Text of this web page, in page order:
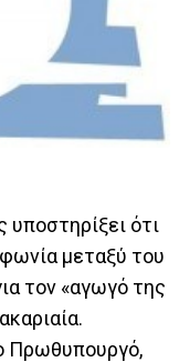
ότι
μεταξύ του
τον «αγωγό της
Πρωθυπουργό,